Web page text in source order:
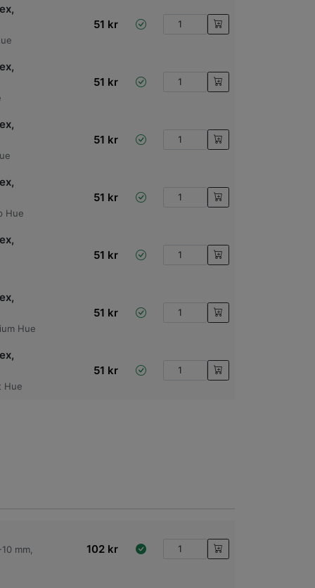
51 kr
51 kr
51 kr
Hue
51 kr
51 kr
Hue
51 kr
Hue
51 kr
mm,
102 kr